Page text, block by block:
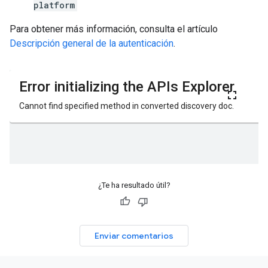
platform
Para obtener más información, consulta el artículo
Descripción general de la autenticación.
¿Te ha resultado útil?
Enviar comentarios